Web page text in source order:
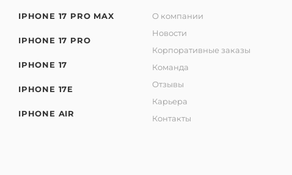
IPHONE 17 PRO MAX
IPHONE 17 PRO
IPHONE 17
IPHONE 17E
IPHONE AIR
О компании
Новости
Корпоративные заказы
Команда
Отзывы
Карьера
Контакты